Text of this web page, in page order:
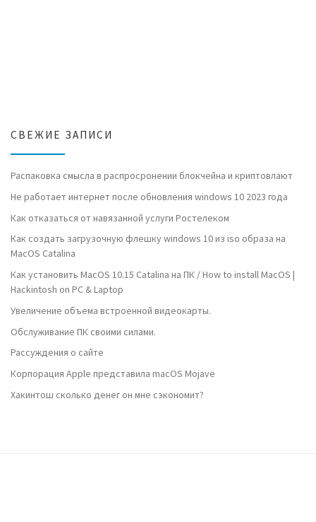
СВЕЖИЕ ЗАПИСИ
Распаковка смысла в распросронении блокчейна и криптовлают
Не работает интернет после обновления windows 10 2023 года
Как отказаться от навязанной услуги Ростелеком
Как создать загрузочную флешку windows 10 из iso образа на
MacOS Catalina
Как установить MacOS 10.15 Catalina на ПК / How to install MacOS |
Hackintosh on PC & Laptop
Увеличение объема встроенной видеокарты.
Обслуживание ПК своими силами.
Рассуждения о сайте
Корпорация Apple представила macOS Mojave
Хакинтош сколько денег он мне сэкономит?